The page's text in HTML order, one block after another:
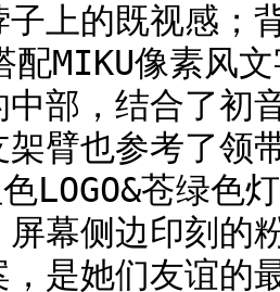
上的既视感；
配MIKU像素风
部，结合了初
架臂也参考了领
色LOGO&苍绿
幕侧边印刻的
，是她们友谊的